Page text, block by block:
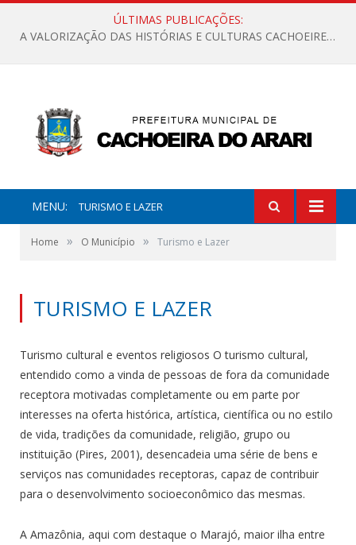
ÚLTIMAS PUBLICAÇÕES:
A VALORIZAÇÃO DAS HISTÓRIAS E CULTURAS CACHOEIRENSES
MENU: TURISMO E LAZER
Home » O Município » Turismo e Lazer
TURISMO E LAZER
Turismo cultural e eventos religiosos O turismo cultural,
entendido como a vinda de pessoas de fora da comunidade
receptora motivadas completamente ou em parte por
interesses na oferta histórica, artística, científica ou no estilo
de vida, tradições da comunidade, religião, grupo ou
instituição (Pires, 2001), desencadeia uma série de bens e
serviços nas comunidades receptoras, capaz de contribuir
para o desenvolvimento socioeconômico das mesmas.
A Amazônia, aqui com destaque o Marajó, maior ilha entre